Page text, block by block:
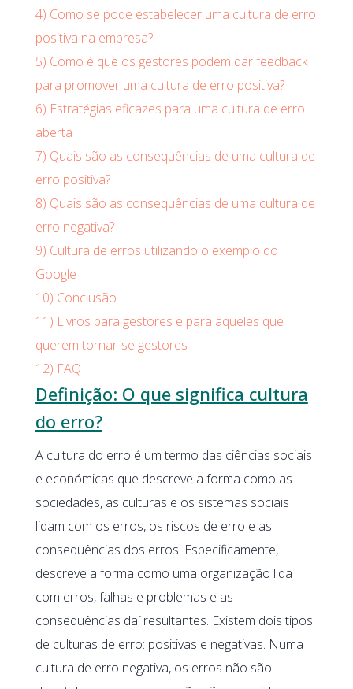
4) Como se pode estabelecer uma cultura de erro
positiva na empresa?
5) Como é que os gestores podem dar feedback
para promover uma cultura de erro positiva?
6) Estratégias eficazes para uma cultura de erro
aberta
7) Quais são as consequências de uma cultura de
erro positiva?
8) Quais são as consequências de uma cultura de
erro negativa?
9) Cultura de erros utilizando o exemplo do
Google
10) Conclusão
11) Livros para gestores e para aqueles que
querem tornar-se gestores
12) FAQ
Definição: O que significa cultura
do erro?
A cultura do erro é um termo das ciências sociais
e económicas que descreve a forma como as
sociedades, as culturas e os sistemas sociais
lidam com os erros, os riscos de erro e as
consequências dos erros. Especificamente,
descreve a forma como uma organização lida
com erros, falhas e problemas e as
consequências daí resultantes. Existem dois tipos
de culturas de erro: positivas e negativas. Numa
cultura de erro negativa, os erros não são